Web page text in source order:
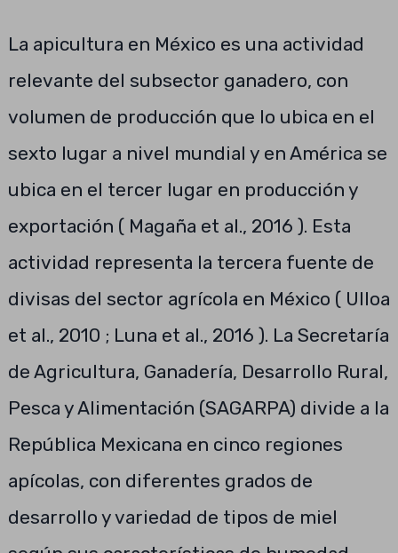
La apicultura en México es una actividad
relevante del subsector ganadero, con
volumen de producción que lo ubica en el
sexto lugar a nivel mundial y en América se
ubica en el tercer lugar en producción y
exportación ( Magaña et al., 2016 ). Esta
actividad representa la tercera fuente de
divisas del sector agrícola en México ( Ulloa
et al., 2010 ; Luna et al., 2016 ). La Secretaría
de Agricultura, Ganadería, Desarrollo Rural,
Pesca y Alimentación (SAGARPA) divide a la
República Mexicana en cinco regiones
apícolas, con diferentes grados de
desarrollo y variedad de tipos de miel